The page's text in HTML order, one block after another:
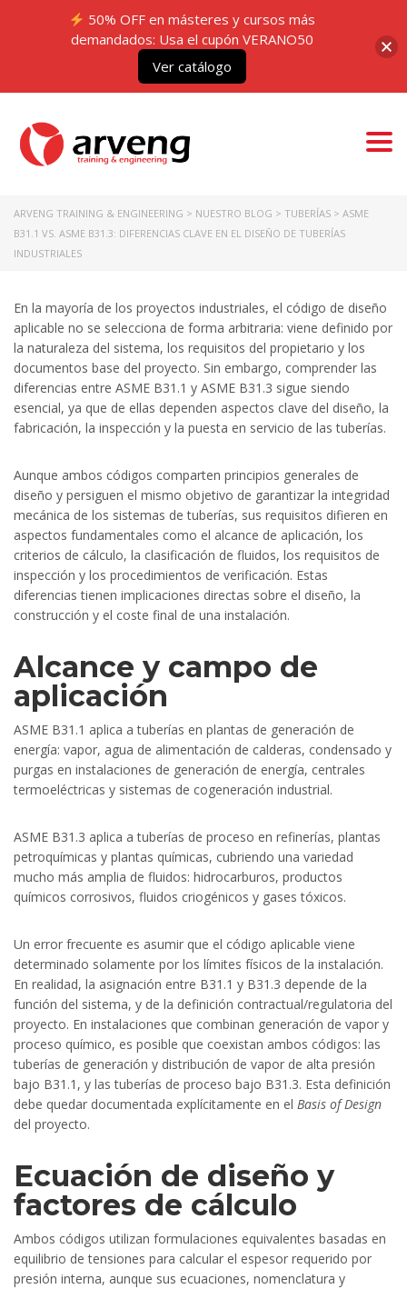
ARVENG TRAINING & ENGINEERING > NUESTRO BLOG > TUBERÍAS > ASME
B31.1 VS. ASME B31.3: DIFERENCIAS CLAVE EN EL DISEÑO DE TUBERÍAS
INDUSTRIALES
En la mayoría de los proyectos industriales, el código de diseño
aplicable no se selecciona de forma arbitraria: viene definido por
la naturaleza del sistema, los requisitos del propietario y los
documentos base del proyecto. Sin embargo, comprender las
diferencias entre ASME B31.1 y ASME B31.3 sigue siendo
esencial, ya que de ellas dependen aspectos clave del diseño, la
fabricación, la inspección y la puesta en servicio de las tuberías.
Aunque ambos códigos comparten principios generales de
diseño y persiguen el mismo objetivo de garantizar la integridad
mecánica de los sistemas de tuberías, sus requisitos difieren en
aspectos fundamentales como el alcance de aplicación, los
criterios de cálculo, la clasificación de fluidos, los requisitos de
inspección y los procedimientos de verificación. Estas
diferencias tienen implicaciones directas sobre el diseño, la
construcción y el coste final de una instalación.
Alcance y campo de
aplicación
ASME B31.1 aplica a tuberías en plantas de generación de
energía: vapor, agua de alimentación de calderas, condensado y
purgas en instalaciones de generación de energía, centrales
termoeléctricas y sistemas de cogeneración industrial.
ASME B31.3 aplica a tuberías de proceso en refinerías, plantas
petroquímicas y plantas químicas, cubriendo una variedad
mucho más amplia de fluidos: hidrocarburos, productos
químicos corrosivos, fluidos criogénicos y gases tóxicos.
Un error frecuente es asumir que el código aplicable viene
determinado solamente por los límites físicos de la instalación.
En realidad, la asignación entre B31.1 y B31.3 depende de la
función del sistema, y de la definición contractual/regulatoria del
proyecto. En instalaciones que combinan generación de vapor y
proceso químico, es posible que coexistan ambos códigos: las
tuberías de generación y distribución de vapor de alta presión
bajo B31.1, y las tuberías de proceso bajo B31.3. Esta definición
debe quedar documentada explícitamente en el Basis of Design
del proyecto.
Ecuación de diseño y
factores de cálculo
Ambos códigos utilizan formulaciones equivalentes basadas en
equilibrio de tensiones para calcular el espesor requerido por
presión interna, aunque sus ecuaciones, nomenclatura y
50% OFF en másteres y cursos más
demandados: Usa el cupón VERANO50
Ver catálogo